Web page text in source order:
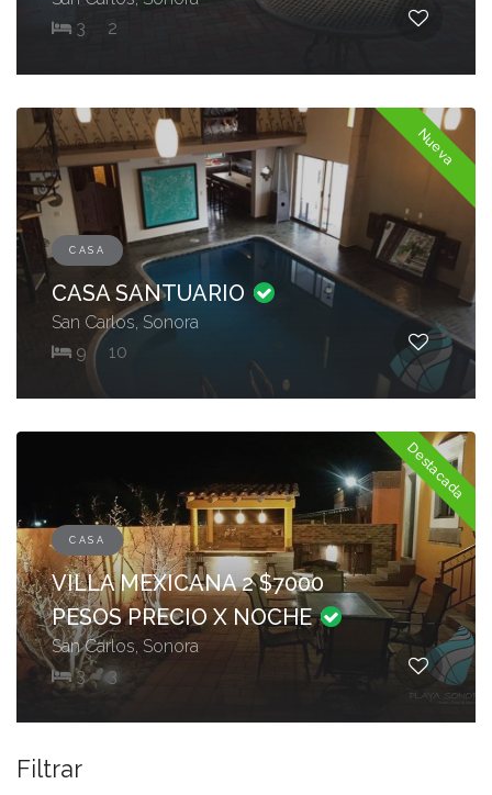
3
2
Nueva
CASA
CASA SANTUARIO
San Carlos, Sonora
9
10
Destacada
CASA
VILLA MEXICANA 2 $7000
PESOS PRECIO X NOCHE
San Carlos, Sonora
3
3
Filtrar